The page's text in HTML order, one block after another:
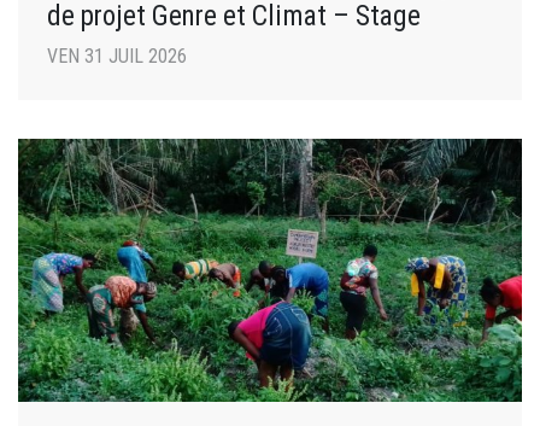
de projet Genre et Climat – Stage
VEN 31 JUIL 2026